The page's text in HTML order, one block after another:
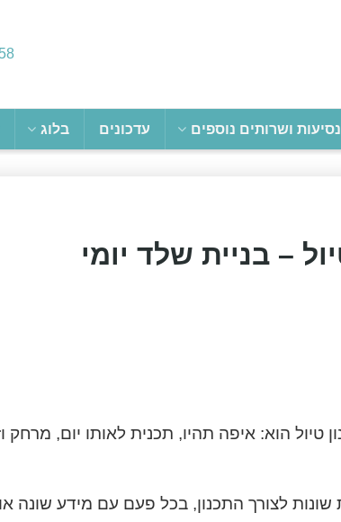
ושרותים נוספים עדכונים בלוג
– בניית שלד יומי
טיול הוא: איפה תהיו, תכנית לאותו יום,
לצורך התכנון, בכל פעם עם מידע שונה